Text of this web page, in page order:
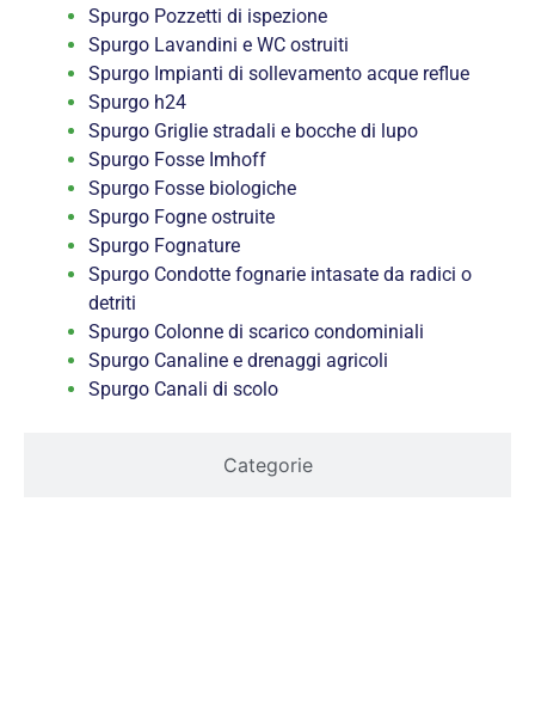
Categorie
Spurgo Pozzetti di ispezione
Spurgo Lavandini e WC ostruiti
Spurgo Impianti di sollevamento acque reflue
Spurgo h24
Spurgo Griglie stradali e bocche di lupo
Spurgo Fosse Imhoff
Spurgo Fosse biologiche
Spurgo Fogne ostruite
Spurgo Fognature
Spurgo Condotte fognarie intasate da radici o
detriti
Spurgo Colonne di scarico condominiali
Spurgo Canaline e drenaggi agricoli
Spurgo Canali di scolo